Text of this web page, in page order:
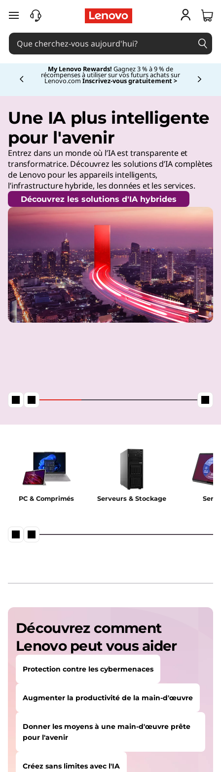
passer au contenu principal
My Lenovo Rewards! Gagnez 3 % à 9 % de
récompenses à utiliser sur vos futurs achats sur
Lenovo.com Inscrivez-vous gratuitement >
Currently displaying item 2 of
Une IA plus intelligente
pour l'avenir
Entrez dans un monde où l’IA est transparente et
transformatrice. Découvrez les solutions d’IA complètes
de Lenovo pour les appareils intelligents,
l’infrastructure hybride, les données et les services.
Découvrez les solutions d'IA hybrides
PC & Comprimés Serveurs & Stockage
Découvrez comment
Lenovo peut vous aider
Protection contre les cybermenaces
Augmenter la productivité de la main-d'œuvre
Donner les moyens à une main-d'œuvre prête
pour l'avenir
Créez sans limites avec l'IA